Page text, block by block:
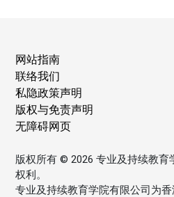
网站指南
联络我们
私隐政策声明
版权与免责声明
无障碍网页
版权所有 © 2026 专业及持续教育
权利。
专业及持续教育学院有限公司为